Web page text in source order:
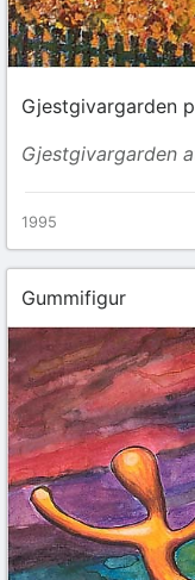
Gjestgivargarden
Gjestgivargarden
1995
Gummifigur